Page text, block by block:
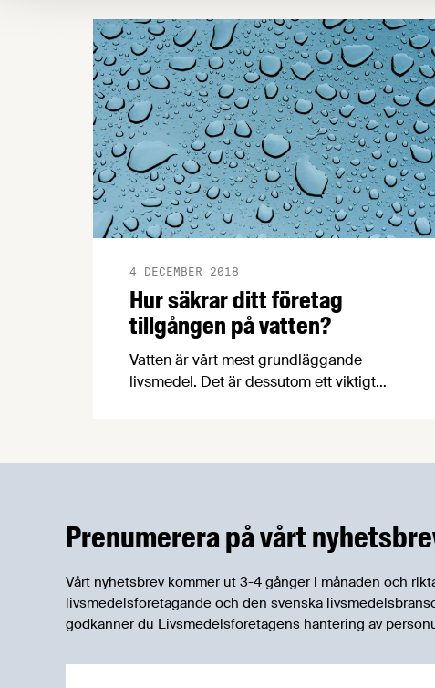
Hur säkrar ditt företag
tillgången på vatten?
4 DECEMBER 2018
Vatten är vårt mest grundläggande
livsmedel. Det är dessutom ett viktigt
det viktigt att du har en dialog med
krisberedskapsfrågor på
Livsmedelsföretagen.
Prenumerera på vårt
Vårt nyhetsbrev kommer ut 3-4 gånger i månaden och
livsmedelsföretagande och den svenska
godkänner du Livsmedelsföretagens hantering av